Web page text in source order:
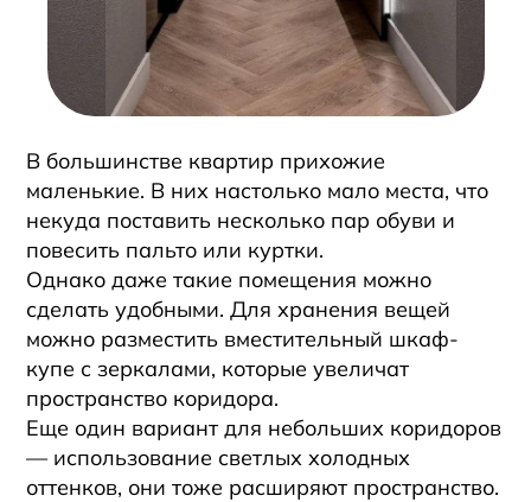
В большинстве квартир прихожие
маленькие. В них настолько мало места, что
некуда поставить несколько пар обуви и
повесить пальто или куртки.
Однако даже такие помещения можно
сделать удобными. Для хранения вещей
можно разместить вместительный шкаф-
купе с зеркалами, которые увеличат
пространство коридора.
Еще один вариант для небольших коридоров
— использование светлых холодных
оттенков, они тоже расширяют пространство.